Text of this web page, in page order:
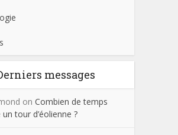
messages
on Combien de temps
un tour d’éolienne ?